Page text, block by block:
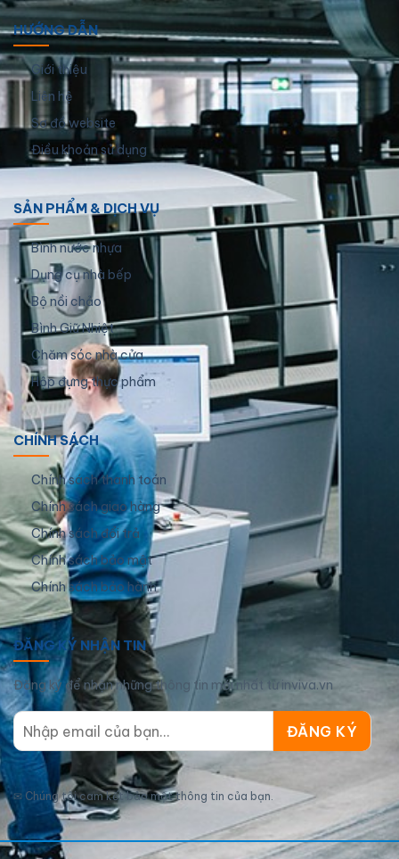
HƯỚNG DẪN
Giới thiệu
Liên hệ
Sơ đồ website
Điều khoản sử dụng
SẢN PHẨM & DỊCH VỤ
Bình nước nhựa
Dụng cụ nhà bếp
Bộ nồi chảo
Bình Giữ Nhiệt
Chăm sóc nhà cửa
Hộp đựng thực phẩm
CHÍNH SÁCH
Chính sách thanh toán
Chính sách giao hàng
Chính sách đổi trả
Chính sách bảo mật
Chính sách bảo hành
ĐĂNG KÝ NHẬN TIN
Đăng ký để nhận những thông tin mới nhất từ inviva.vn
✉ Chúng tôi cam kết bảo mật thông tin của bạn.